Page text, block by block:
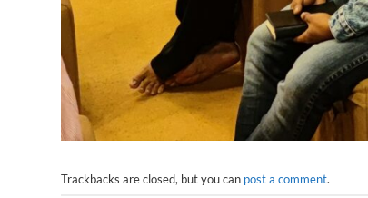
Trackbacks are closed, but you can post a comment.